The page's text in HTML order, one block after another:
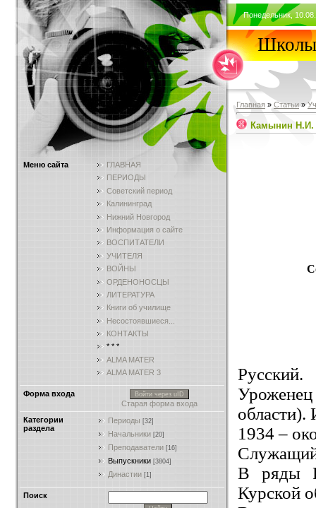
Меню сайта
ГЛАВНАЯ
ПЕРИОДЫ
Советский период
Калининград
Нижний Новгород
Информация о сайте
ВОСПИТАТЕЛИ
УЧИТЕЛЯ
ВОЙНЫ
ОРДЕНОНОСЦЫ
ЛИТЕРАТУРА
Книги об училище
Несостоявшиеся...
КОНТАКТЫ
* * *
ALMA MATER
ALMA MATER 3
Форма входа Войти через uID
Старая форма входа
Категории
раздела
Периоды [32]
Начальники [20]
Преподаватели [16]
Выпускники [3804]
Династии [1]
Поиск
Понедельник,
Школы
Главная » Статьи »
Камынин Н.И.
Русский.
области).
1934 –
В ряды
Курской